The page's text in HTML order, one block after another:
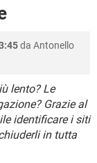
da Antonello
lento? Le
Grazie al
identificare i siti
in tutta